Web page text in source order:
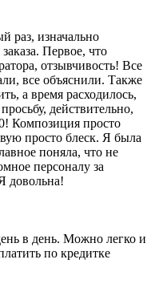
раз, изначально
Первое, что
отзывчивость! Все
все объяснили. Также
а время расходилось,
действительно,
Композиция просто
просто блеск. Я была
поняла, что не
персоналу за
довольна!
в день. Можно легко и
по кредитке